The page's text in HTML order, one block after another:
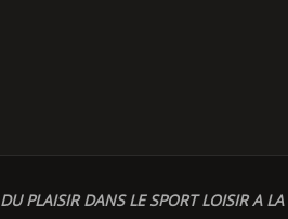
DU PLAISIR DANS LE SPORT LOISIR A